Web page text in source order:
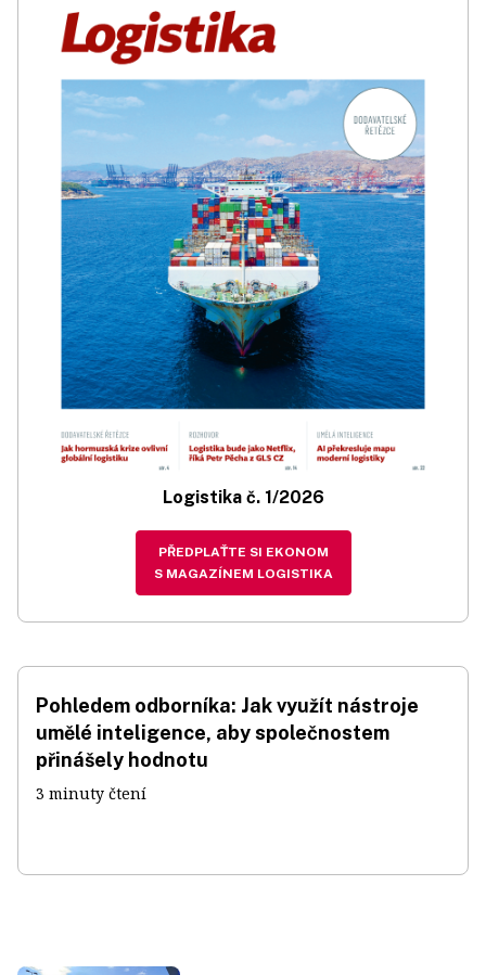
Logistika č. 1/2026
PŘEDPLAŤTE SI EKONOM
S MAGAZÍNEM LOGISTIKA
Pohledem odborníka: Jak využít nástroje
umělé inteligence, aby společnostem
přinášely hodnotu
3 minuty čtení